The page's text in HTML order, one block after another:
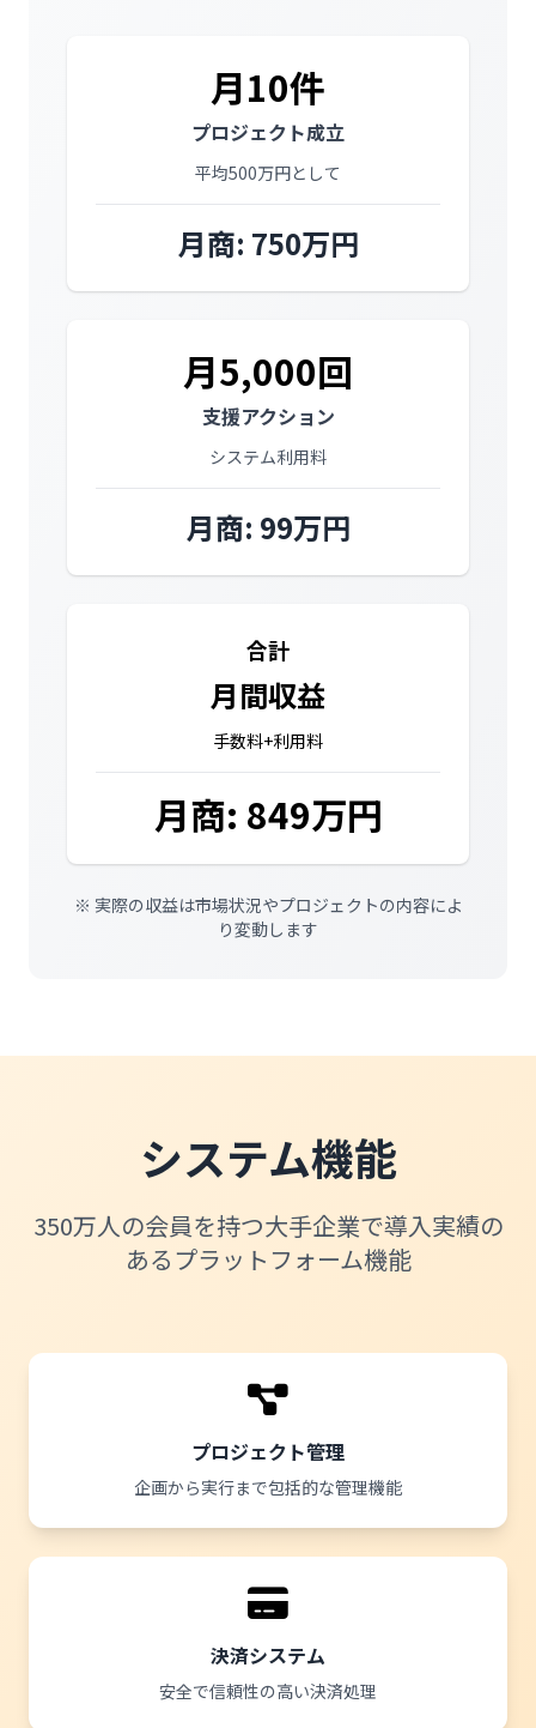
月10件
プロジェクト成立
平均500万円として
月商: 750万円
月5,000回
支援アクション
システム利用料
月商: 99万円
合計
月間収益
手数料+利用料
月商: 849万円
※ 実際の収益は市場状況やプロジェクトの内容によ
り変動します
システム機能
350万人の会員を持つ大手企業で導入実績の
あるプラットフォーム機能
プロジェクト管理
企画から実行まで包括的な管理機能
決済システム
安全で信頼性の高い決済処理